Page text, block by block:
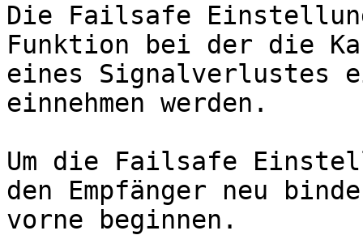
Die Failsafe
Funktion bei der die
eines Signalverlustes
einnehmen werden.
Um die Failsafe
den Empfänger neu
vorne beginnen.